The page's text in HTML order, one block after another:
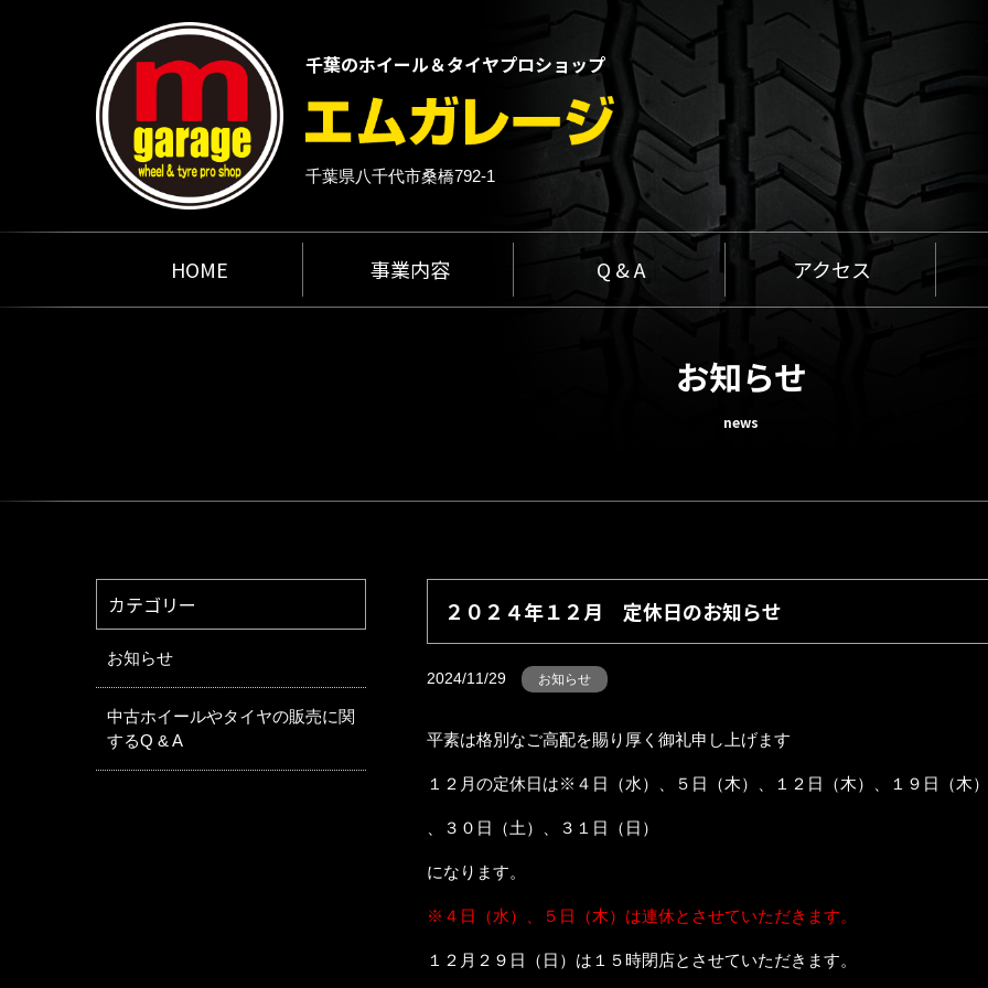
千葉のホイール＆タイヤプロショップ
千葉県八千代市桑橋792-1
HOME 事業内容 Q & A アクセス
お知らせ
news
２０２４年１２月 定休日のお知らせ
2024/11/29 お知らせ
平素は格別なご高配を賜り厚く御礼申し上げます
１２月の定休日は※４日（水）、５日（木）、１２日（木）、１９日（木）
、３０日（土）、３１日（日）
になります。
※４日（水）、５日（木）は連休とさせていただきます。
１２月２９日（日）は１５時閉店とさせていただきます。
カテゴリー
お知らせ
中古ホイールやタイヤの販売に関
するQ & A